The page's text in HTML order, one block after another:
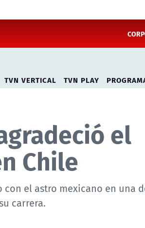
TVN VERTICAL TVN PLAY
el
Chile
el astro mexicano en una
carrera.